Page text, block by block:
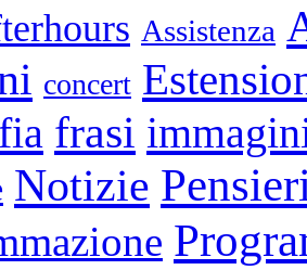
Assistenza
concert
frasi
Notizie